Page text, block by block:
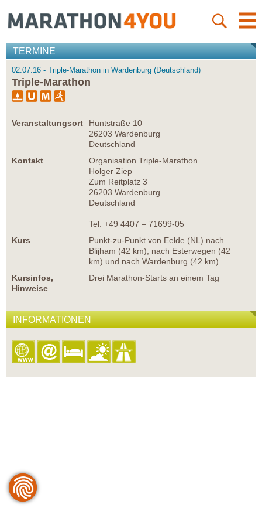
TERMINE
02.07.16 - Triple-Marathon in Wardenburg (Deutschland)
Triple-Marathon
Veranstaltungsort
Huntstraße 10
26203 Wardenburg
Deutschland
Kontakt
Organisation Triple-Marathon
Holger Ziep
Zum Reitplatz 3
26203 Wardenburg
Deutschland
Tel: +49 4407 – 71699-05
Kurs
Punkt-zu-Punkt von Eelde (NL) nach
Blijham (42 km), nach Esterwegen (42
km) und nach Wardenburg (42 km)
Kursinfos,
Hinweise
Drei Marathon-Starts an einem Tag
INFORMATIONEN